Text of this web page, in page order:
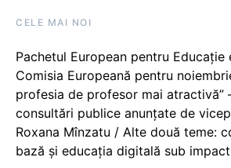
CELE MAI NOI
Pachetul European pentru
Comisia Europeană pentru
profesia de profesor mai atractivă”
consultări publice anunțate de
Roxana Mînzatu / Alte două teme:
bază și educația digitală sub